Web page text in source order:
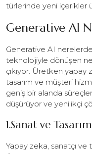
türlerinde yeni içerikler
Generative AI
Generative AI nerelerde
teknolojiyle dönüşen
çıkıyor. Üretken yapay
tasarım ve müşteri
geniş bir alanda
düşürüyor ve yenilikçi
1.Sanat ve Tasarım
Yapay zeka, sanatçı ve